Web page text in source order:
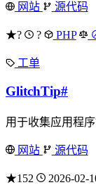
网站 源代码
★? ? PHP
工单
GlitchTip#
用于收集应用程
网站 源代码
★152 2026-02-